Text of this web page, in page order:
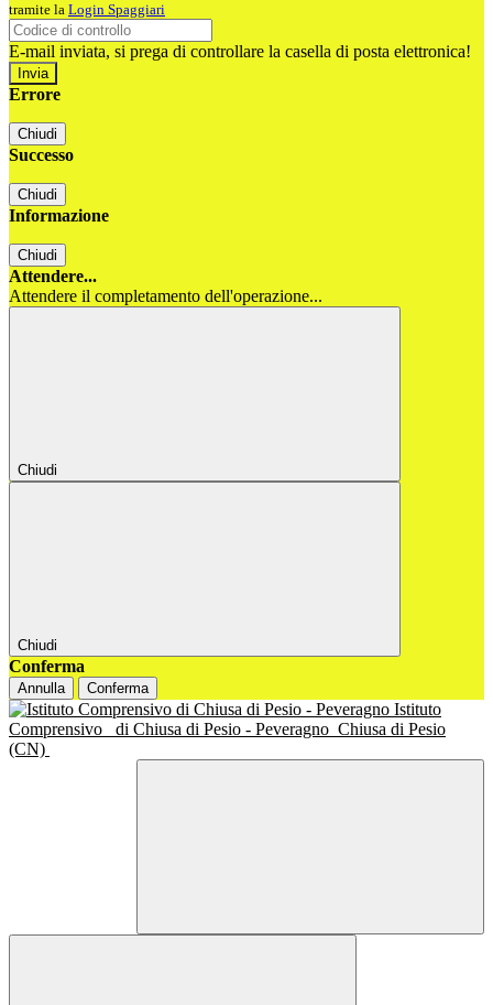
tramite la Login Spaggiari
E-mail inviata, si prega di controllare la casella di posta elettronica!
Errore
Chiudi
Successo
Chiudi
Informazione
Chiudi
Attendere...
Attendere il completamento dell'operazione...
Chiudi
Chiudi
Conferma
Annulla Conferma
Istituto
Comprensivo
di Chiusa di Pesio - Peveragno Chiusa di Pesio
(CN)